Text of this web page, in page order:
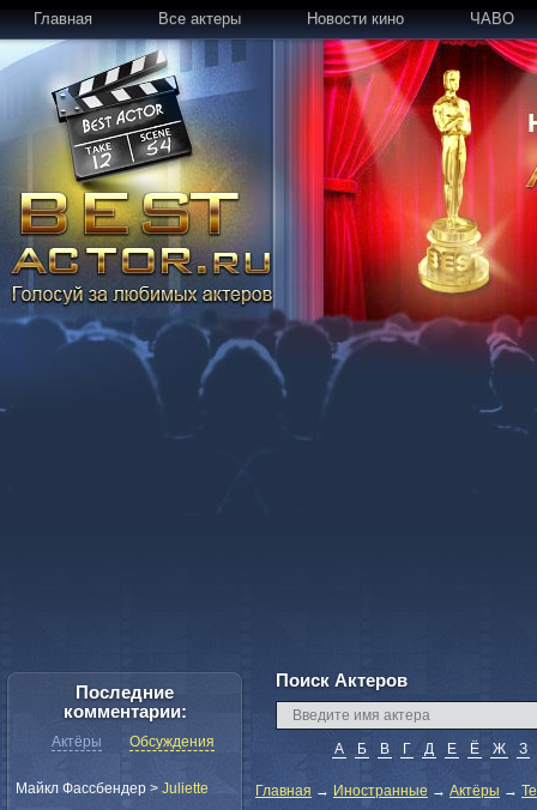
Главная Все актеры Новости кино ЧАВО
Поиск Актеров
А Б В Г Д Е Ё Ж З
Главная → Иностранные → Актёры →
Последние
комментарии:
Актёры Обсуждения
Майкл Фассбендер > Juliette